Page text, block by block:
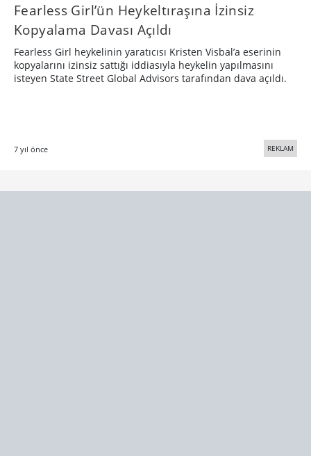
Fearless Girl’ün Heykeltıraşına İzinsiz
Kopyalama Davası Açıldı
Fearless Girl heykelinin yaratıcısı Kristen Visbal’a eserinin
kopyalarını izinsiz sattığı iddiasıyla heykelin yapılmasını
isteyen State Street Global Advisors tarafından dava açıldı.
7 yıl önce REKLAM